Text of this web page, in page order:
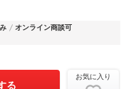
オンライン商談可
る
お気に入り